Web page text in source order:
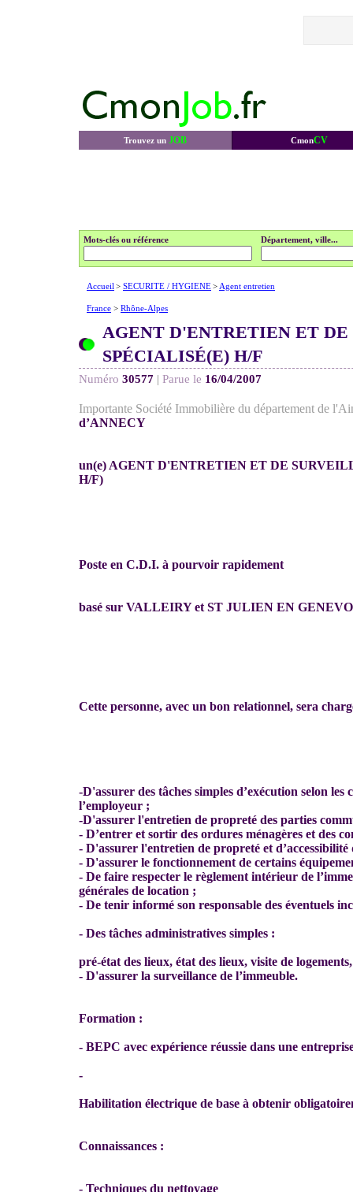
Trouvez un JOB CmonCV
Mots-clés ou référence Département, ville...
Accueil > SECURITE / HYGIENE> Agent entretien
France > Rhône-Alpes
AGENT D'ENTRETIEN ET
SPÉCIALISÉ(E) H/F
Numéro 30577 | Parue le 16/04/2007
Importante Société Immobilière du département de
d’ANNECY
un(e) AGENT D'ENTRETIEN ET DE
H/F)
Poste en C.D.I. à pourvoir rapidement
basé sur VALLEIRY et ST JULIEN EN
Cette personne, avec un bon relationnel, sera
-D'assurer des tâches simples d’exécution selon les
l’employeur ;
-D'assurer l'entretien de propreté des parties
- D’entrer et sortir des ordures ménagères et des
- D'assurer l'entretien de propreté et d’accessibilité
- D'assurer le fonctionnement de certains
- De faire respecter le règlement intérieur de
générales de location ;
- De tenir informé son responsable des éventuels
- Des tâches administratives simples :
pré-état des lieux, état des lieux, visite de
- D'assurer la surveillance de l’immeuble.
Formation :
- BEPC avec expérience réussie dans une
-
Habilitation électrique de base à obtenir
Connaissances :
- Techniques du nettoyage